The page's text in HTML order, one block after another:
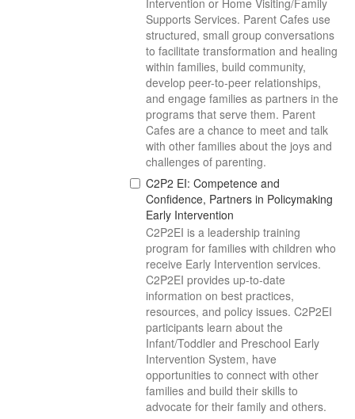
Intervention or Home Visiting/Family
Supports Services. Parent Cafes use
structured, small group conversations
to facilitate transformation and healing
within families, build community,
develop peer-to-peer relationships,
and engage families as partners in the
programs that serve them. Parent
Cafes are a chance to meet and talk
with other families about the joys and
challenges of parenting.
C2P2 EI: Competence and
Confidence, Partners in Policymaking
Early Intervention
C2P2EI is a leadership training
program for families with children who
receive Early Intervention services.
C2P2EI provides up-to-date
information on best practices,
resources, and policy issues. C2P2EI
participants learn about the
Infant/Toddler and Preschool Early
Intervention System, have
opportunities to connect with other
families and build their skills to
advocate for their family and others.